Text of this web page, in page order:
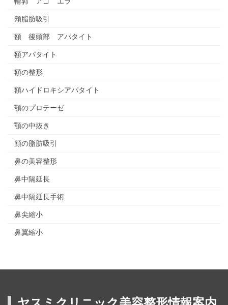
頬脂肪吸引
額 後頭部 アパタイト
額アパタイト
額の整形
額ハイドロキシアパタイト
顎のプロテーゼ
顎の中抜き
顔の脂肪吸引
鼻の美容整形
鼻中隔延長
鼻中隔延長手術
鼻尖縮小
鼻翼縮小